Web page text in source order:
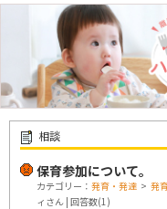
相談
保育参加について。
カテゴリー： 発育・発達 > 発
ィさん | 回答数(1)